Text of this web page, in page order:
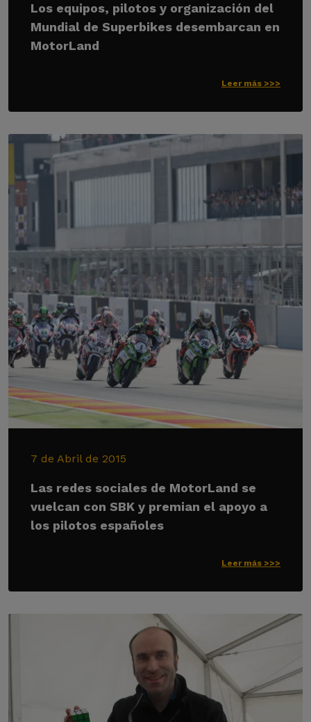
Los equipos, pilotos y organización del
Mundial de Superbikes desembarcan en
MotorLand
Leer más >>>
7 de Abril de 2015
Las redes sociales de MotorLand se
vuelcan con SBK y premian el apoyo a
los pilotos españoles
Leer más >>>